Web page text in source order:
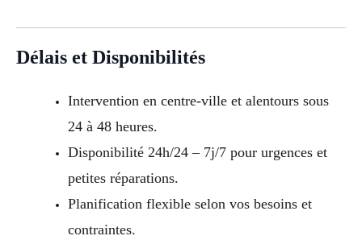
Délais et Disponibilités
Intervention en centre-ville et alentours sous
24 à 48 heures.
Disponibilité 24h/24 – 7j/7 pour urgences et
petites réparations.
Planification flexible selon vos besoins et
contraintes.